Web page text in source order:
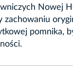
Nowej
zachowaniu
pomnika,